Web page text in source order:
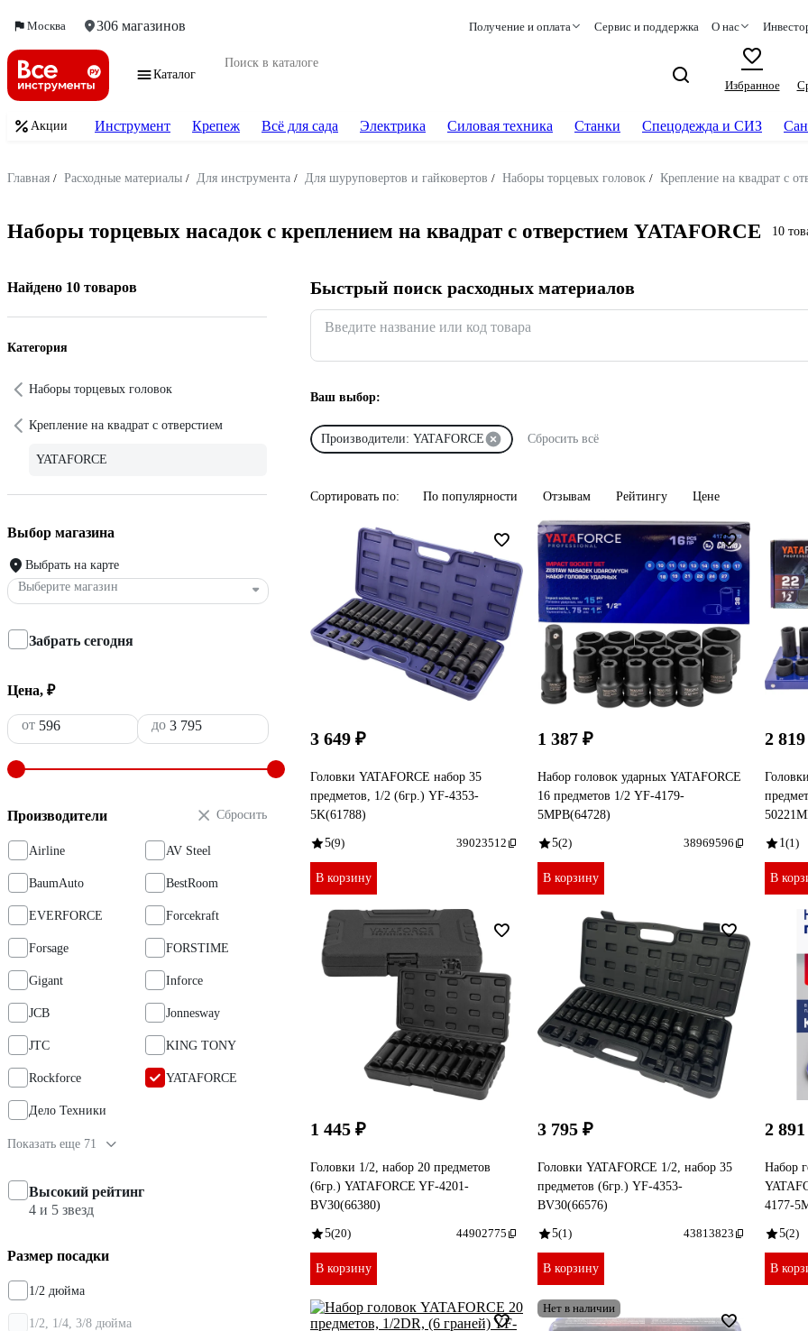
Москва 306 магазинов Получение и оплата Сервис и поддержка О нас
Каталог
Избранное
Акции Инструмент Крепеж Всё для сада Электрика Силовая техника Станки Спецодежда и СИЗ
Главная / Расходные материалы / Для инструмента / Для шуруповертов и гайковертов / Наборы торцевых головок / Крепление на квадрат с
Наборы торцевых насадок с креплением на квадрат с отверстием YATAFORCE 10
Найдено 10 товаров
Категория
Наборы торцевых головок
Крепление на квадрат с отверстием
YATAFORCE
Выбор магазина
Выбрать на карте
Выберите магазин
Забрать сегодня
Цена, ₽
от до
Производители
Airline AV Steel
BaumAuto BestRoom
EVERFORCE Forcekraft
Forsage FORSTIME
Gigant Inforce
JCB Jonnesway
JTC KING TONY
Rockforce YATAFORCE
Дело Техники
Показать еще 71
Сбросить
Высокий рейтинг
4 и 5 звезд
Размер посадки
1/2 дюйма
1/2, 1/4, 3/8 дюйма
Быстрый поиск расходных материалов
Введите название или код товара
Ваш выбор:
Производители: YATAFORCE Сбросить всё
Сортировать по: По популярности Отзывам Рейтингу Цене
3 649 ₽
Головки YATAFORCE набор 35
предметов, 1/2 (6гр.) YF-4353-
5K(61788)
5(9) 39023512
В корзину
1 387 ₽
Набор головок ударных YATAFORCE
16 предметов 1/2 YF-4179-
5MPB(64728)
5(2) 38969596
В корзину
2
1 (1)
В
1 445 ₽
Головки 1/2, набор 20 предметов
(6гр.) YATAFORCE YF-4201-
BV30(66380)
5(20) 44902775
В корзину
3 795 ₽
Головки YATAFORCE 1/2, набор 35
предметов (6гр.) YF-4353-
BV30(66576)
5(1) 43813823
В корзину
2
Набор
4177-
5(2)
В
Нет в наличии